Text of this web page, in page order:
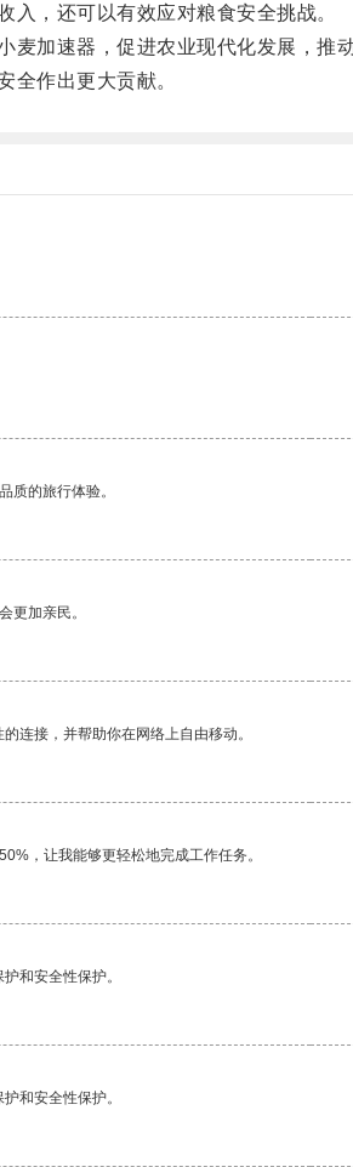
，还可以有效应对粮食安全挑战。
加速器，促进农业现代化发展，推动
作出更大贡献。
质的旅行体验。
更加亲民。
连接，并帮助你在网络上自由移动。
，让我能够更轻松地完成工作任务。
和安全性保护。
和安全性保护。